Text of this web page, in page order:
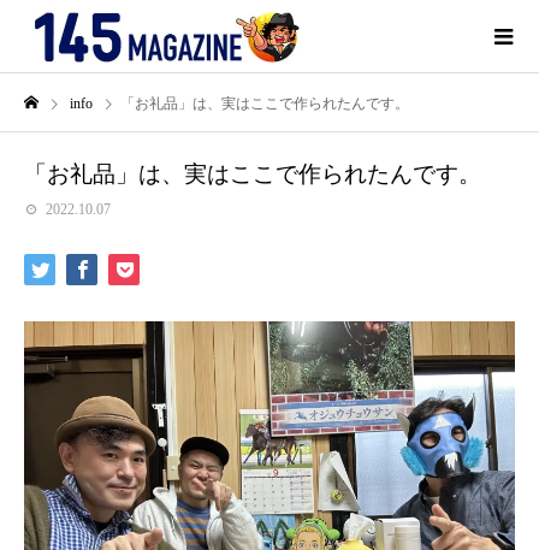
info 「お礼品」は、実はここで作られたんです。
「お礼品」は、実はここで作られたんです。
2022.10.07